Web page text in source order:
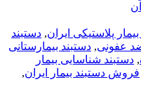
پلاستیکی ایران, دستبند
ضد عفونی, دستبند بیمارستانی
, دستبند شناسایی بیمار
فروش دستبند بیمار ایران,